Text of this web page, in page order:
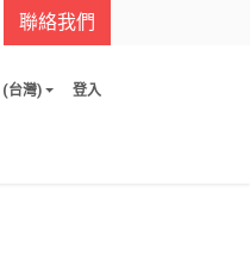
聯絡我們
(台灣) 登入